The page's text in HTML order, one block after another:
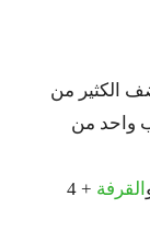
الكثير من
واحد من
القرفة
+ 4